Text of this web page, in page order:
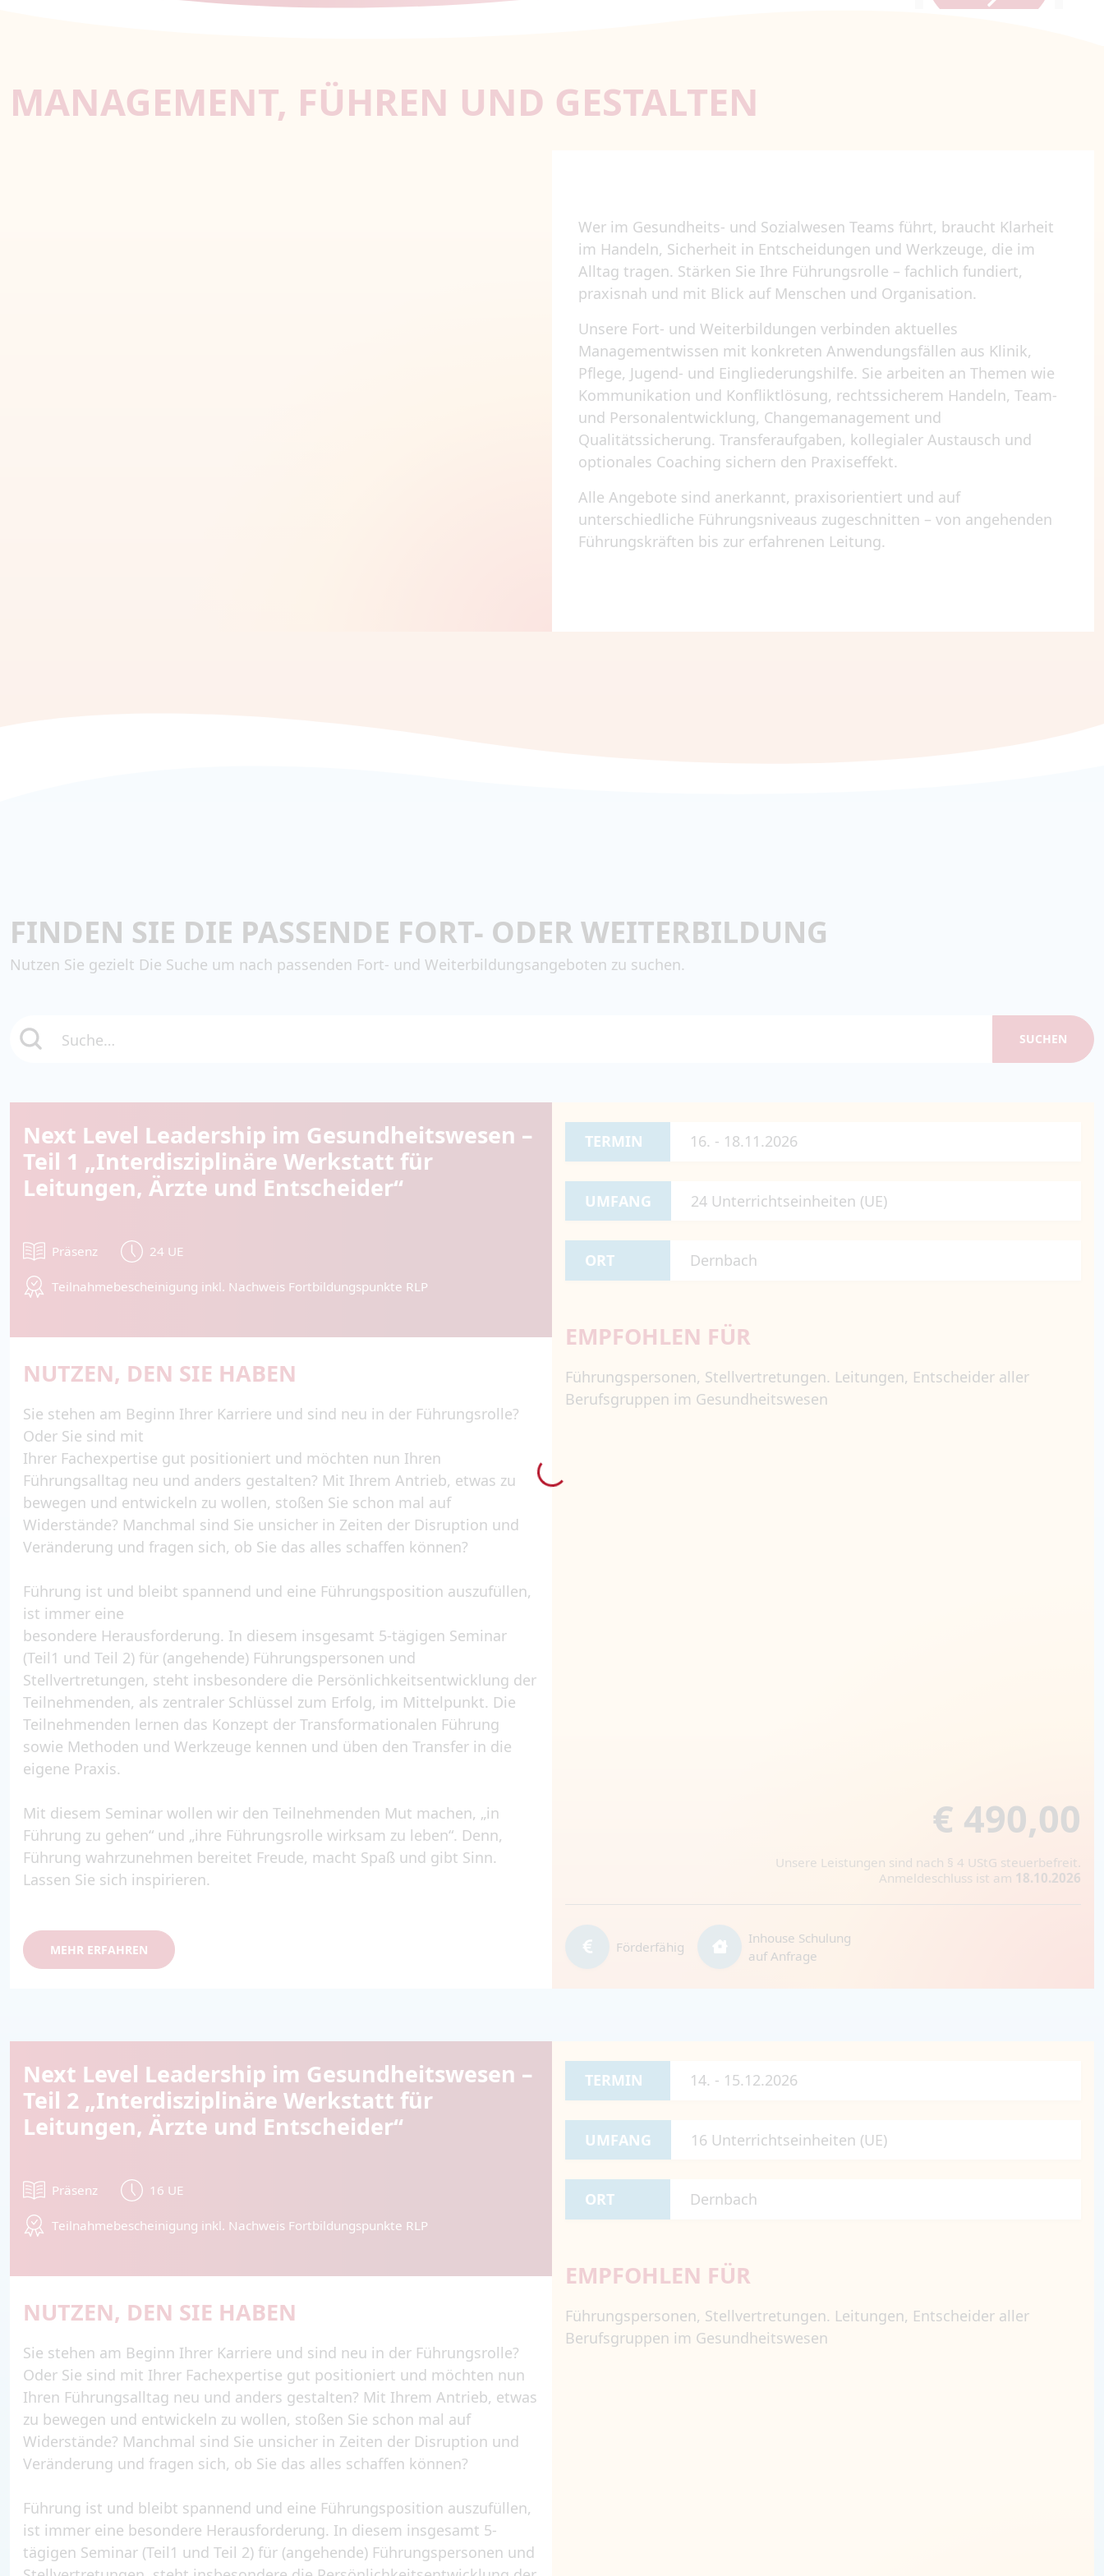
MANAGEMENT, FÜHREN UND GESTALTEN
Wer im Gesundheits- und Sozialwesen Teams führt, braucht Klarheit
im Handeln, Sicherheit in Entscheidungen und Werkzeuge, die im
Alltag tragen. Stärken Sie Ihre Führungsrolle – fachlich fundiert,
praxisnah und mit Blick auf Menschen und Organisation.
Unsere Fort- und Weiterbildungen verbinden aktuelles
Managementwissen mit konkreten Anwendungsfällen aus Klinik,
Pflege, Jugend- und Eingliederungshilfe. Sie arbeiten an Themen wie
Kommunikation und Konfliktlösung, rechtssicherem Handeln, Team-
und Personalentwicklung, Changemanagement und
Qualitätssicherung. Transferaufgaben, kollegialer Austausch und
optionales Coaching sichern den Praxiseffekt.
Alle Angebote sind anerkannt, praxisorientiert und auf
unterschiedliche Führungsniveaus zugeschnitten – von angehenden
Führungskräften bis zur erfahrenen Leitung.
FINDEN SIE DIE PASSENDE FORT- ODER WEITERBILDUNG
Nutzen Sie gezielt Die Suche um nach passenden Fort- und Weiterbildungsangeboten zu suchen.
Suche… SUCHEN
Next Level Leadership im Gesundheitswesen –
Teil 1 „Interdisziplinäre Werkstatt für
Leitungen, Ärzte und Entscheider“
Präsenz 24 UE
Teilnahmebescheinigung inkl. Nachweis Fortbildungspunkte RLP
TERMIN 16. - 18.11.2026
UMFANG 24 Unterrichtseinheiten (UE)
ORT Dernbach
EMPFOHLEN FÜR
Führungspersonen, Stellvertretungen. Leitungen, Entscheider aller
Berufsgruppen im Gesundheitswesen
€ 490,00
Unsere Leistungen sind nach § 4 UStG steuerbefreit.
Anmeldeschluss ist am 18.10.2026
Förderfähig
Inhouse Schulung
auf Anfrage
NUTZEN, DEN SIE HABEN
Sie stehen am Beginn Ihrer Karriere und sind neu in der Führungsrolle?
Oder Sie sind mit
Ihrer Fachexpertise gut positioniert und möchten nun Ihren
Führungsalltag neu und anders gestalten? Mit Ihrem Antrieb, etwas zu
bewegen und entwickeln zu wollen, stoßen Sie schon mal auf
Widerstände? Manchmal sind Sie unsicher in Zeiten der Disruption und
Veränderung und fragen sich, ob Sie das alles schaffen können?
Führung ist und bleibt spannend und eine Führungsposition auszufüllen,
ist immer eine
besondere Herausforderung. In diesem insgesamt 5-tägigen Seminar
(Teil1 und Teil 2) für (angehende) Führungspersonen und
Stellvertretungen, steht insbesondere die Persönlichkeitsentwicklung der
Teilnehmenden, als zentraler Schlüssel zum Erfolg, im Mittelpunkt. Die
Teilnehmenden lernen das Konzept der Transformationalen Führung
sowie Methoden und Werkzeuge kennen und üben den Transfer in die
eigene Praxis.
Mit diesem Seminar wollen wir den Teilnehmenden Mut machen, „in
Führung zu gehen“ und „ihre Führungsrolle wirksam zu leben“. Denn,
Führung wahrzunehmen bereitet Freude, macht Spaß und gibt Sinn.
Lassen Sie sich inspirieren.
MEHR ERFAHREN
Next Level Leadership im Gesundheitswesen –
Teil 2 „Interdisziplinäre Werkstatt für
Leitungen, Ärzte und Entscheider“
Präsenz 16 UE
Teilnahmebescheinigung inkl. Nachweis Fortbildungspunkte RLP
TERMIN 14. - 15.12.2026
UMFANG 16 Unterrichtseinheiten (UE)
ORT Dernbach
EMPFOHLEN FÜR
Führungspersonen, Stellvertretungen. Leitungen, Entscheider aller
Berufsgruppen im Gesundheitswesen
NUTZEN, DEN SIE HABEN
Sie stehen am Beginn Ihrer Karriere und sind neu in der Führungsrolle?
Oder Sie sind mit Ihrer Fachexpertise gut positioniert und möchten nun
Ihren Führungsalltag neu und anders gestalten? Mit Ihrem Antrieb, etwas
zu bewegen und entwickeln zu wollen, stoßen Sie schon mal auf
Widerstände? Manchmal sind Sie unsicher in Zeiten der Disruption und
Veränderung und fragen sich, ob Sie das alles schaffen können?
Führung ist und bleibt spannend und eine Führungsposition auszufüllen,
ist immer eine besondere Herausforderung. In diesem insgesamt 5-
tägigen Seminar (Teil1 und Teil 2) für (angehende) Führungspersonen und